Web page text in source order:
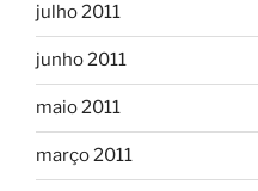
julho 2011
junho 2011
maio 2011
março 2011